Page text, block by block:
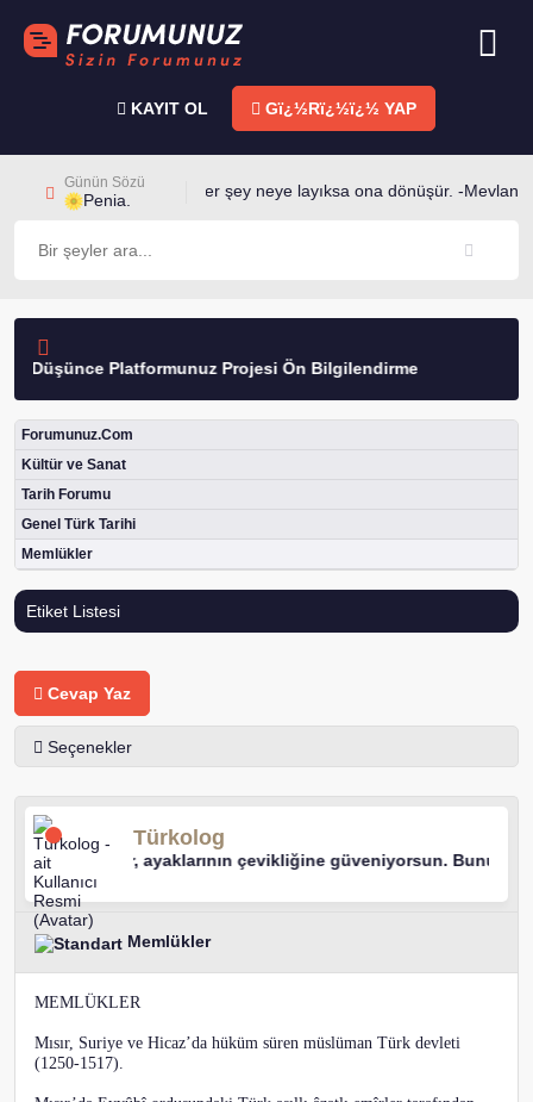
KAYIT OL Gï¿½Rï¿½ï¿½ YAP
Günün Sözü
Penia. Her şey neye layıksa ona dönüşür. -Mevlana
Platformunuz Projesi Ön Bilgilendirme
Forumunuz.Com
Kültür ve Sanat
Tarih Forumu
Genel Türk Tarihi
Memlükler
Etiket Listesi
Cevap Yaz
Seçenekler
Türkolog
ayaklarının çevikliğine güveniyorsun. Bunun şükür
Memlükler
MEMLÜKLER
Mısır, Suriye ve Hicaz’da hüküm süren müslüman Türk devleti
(1250-1517).